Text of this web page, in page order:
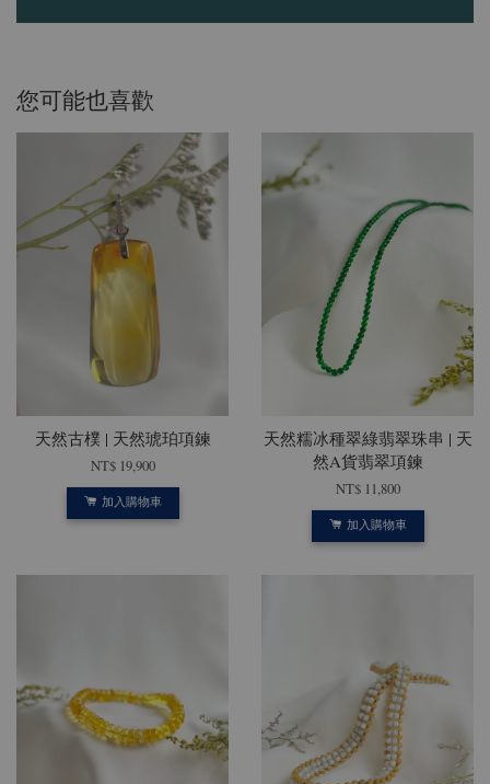
您可能也喜歡
天然古樸 | 天然琥珀項鍊
NT$ 19,900
加入購物車
天然糯冰種翠綠翡翠珠串 | 天
然A貨翡翠項鍊
NT$ 11,800
加入購物車